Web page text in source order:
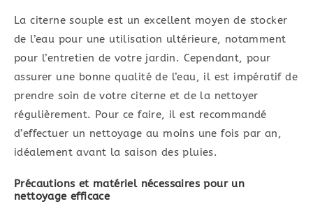
La citerne souple est un excellent moyen de stocker
de l’eau pour une utilisation ultérieure, notamment
pour l’entretien de votre jardin. Cependant, pour
assurer une bonne qualité de l’eau, il est impératif de
prendre soin de votre citerne et de la nettoyer
régulièrement. Pour ce faire, il est recommandé
d’effectuer un nettoyage au moins une fois par an,
idéalement avant la saison des pluies.
Précautions et matériel nécessaires pour un
nettoyage efficace